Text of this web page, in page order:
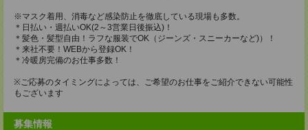
※マスク着用、消毒など感染防止を徹底している現場も多数。
＊日払い・週払いOK(2～3営業日後振込)！
＊髪色・髪型自由！ラフな服装でOK（ジーンズ・スニーカーなど)）！
＊来社不要！WEBから登録OK！
＊冷暖房完備のお仕事多数！
※ご応募のタイミングによっては、ご希望のお仕事をご紹介できない可能性
もございます
募集情報